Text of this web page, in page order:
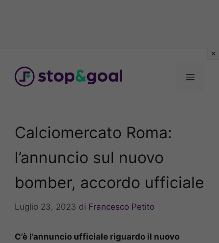
contenuto
Menu
Calciomercato Roma:
l’annuncio sul nuovo
bomber, accordo ufficiale
Luglio 23, 2023 di Francesco Petito
C’è l’annuncio ufficiale riguardo il nuovo